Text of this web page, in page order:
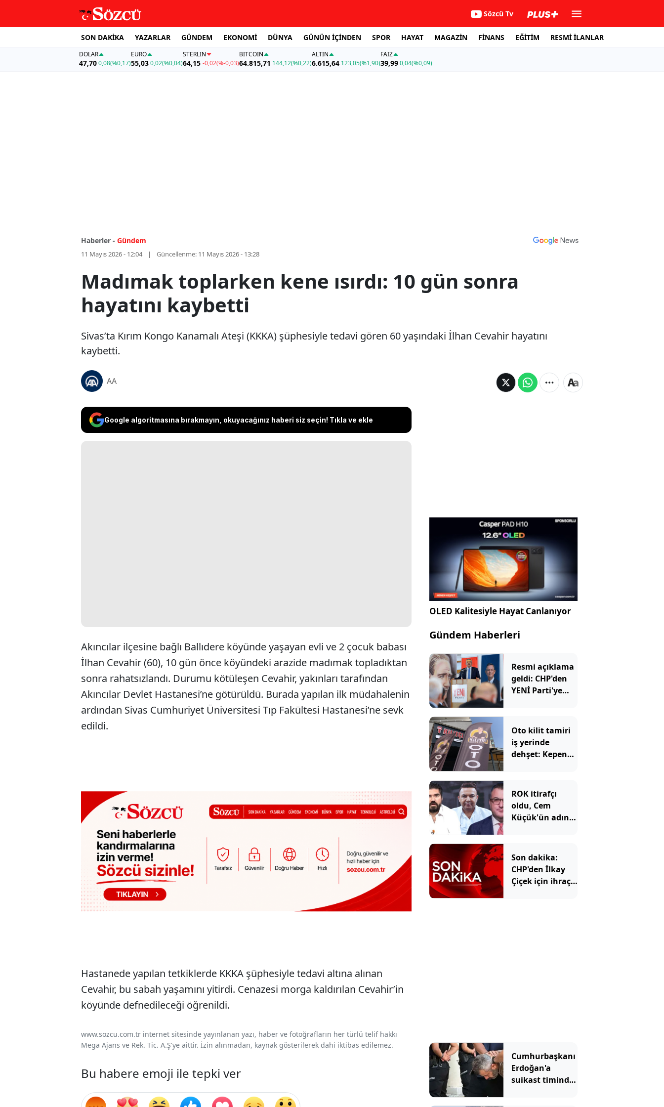
Sözcü Tv
SON DAKİKA YAZARLAR GÜNDEM EKONOMİ DÜNYA GÜNÜN İÇİNDEN SPOR HAYAT MAGAZİN FİNANS EĞİTİM RESMİ İLANLAR
DOLAR
47,700,08(%0,17)
EURO
55,03 0,02(%0,04)
STERLIN
64,15 -0,02(%-0,03)
BITCOIN
64.815,71 144,12(%0,22)
ALTIN
6.615,64 123,05(%1,90)
FAİZ
39,990,04(%0,09)
Haberler - Gündem
11 Mayıs 2026 - 12:04 Güncellenme: 11 Mayıs 2026 - 13:28
Madımak toplarken kene ısırdı: 10 gün sonra
hayatını kaybetti
Sivas’ta Kırım Kongo Kanamalı Ateşi (KKKA) şüphesiyle tedavi gören 60 yaşındaki İlhan Cevahir hayatını
kaybetti.
AA
Google algoritmasına bırakmayın, okuyacağınız haberi siz seçin! Tıkla ve ekle
Akıncılar ilçesine bağlı Ballıdere köyünde yaşayan evli ve 2 çocuk babası
İlhan Cevahir (60), 10 gün önce köyündeki arazide madımak topladıktan
sonra rahatsızlandı. Durumu kötüleşen Cevahir, yakınları tarafından
Akıncılar Devlet Hastanesi’ne götürüldü. Burada yapılan ilk müdahalenin
ardından Sivas Cumhuriyet Üniversitesi Tıp Fakültesi Hastanesi’ne sevk
edildi.
Hastanede yapılan tetkiklerde KKKA şüphesiyle tedavi altına alınan
Cevahir, bu sabah yaşamını yitirdi. Cenazesi morga kaldırılan Cevahir’in
köyünde defnedileceği öğrenildi.
www.sozcu.com.tr internet sitesinde yayınlanan yazı, haber ve fotoğrafların her türlü telif hakkı
Mega Ajans ve Rek. Tic. A.Ş'ye aittir. İzin alınmadan, kaynak gösterilerek dahi iktibas edilemez.
Bu habere emoji ile tepki ver
OLED Kalitesiyle Hayat Canlanıyor
Gündem Haberleri
Resmi açıklama
geldi: CHP'den
YENİ Parti'ye
Oto kilit tamiri
iş yerinde
dehşet: Kepeng
ROK itirafçı
oldu, Cem
Küçük'ün adını
Son dakika:
CHP'den İlkay
Çiçek için ihraç
Cumhurbaşkanı
Erdoğan'a
suikast timinde